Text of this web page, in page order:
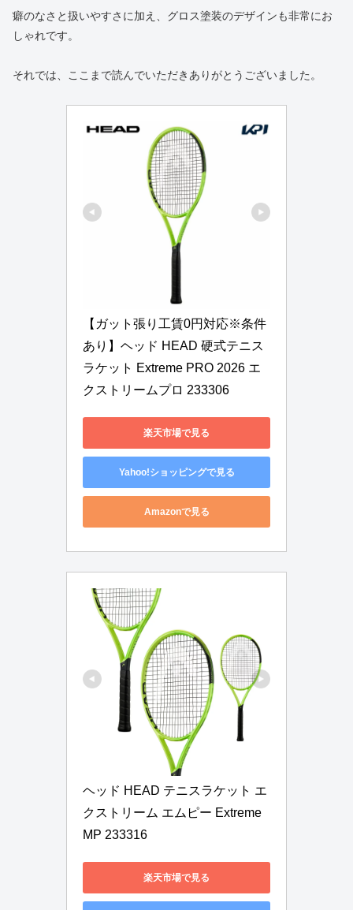
癖のなさと扱いやすさに加え、グロス塗装のデザインも非常にお
しゃれです。
それでは、ここまで読んでいただきありがとうございました。
【ガット張り工賃0円対応※条件
あり】ヘッド HEAD 硬式テニス
ラケット Extreme PRO 2026 エ
クストリームプロ 233306
楽天市場で見る
Yahoo!ショッピングで見る
Amazonで見る
ヘッド HEAD テニスラケット エ
クストリーム エムピー Extreme
MP 233316
楽天市場で見る